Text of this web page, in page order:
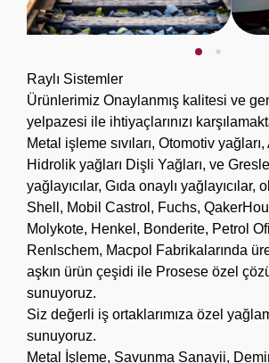
Raylı Sistemler
Ürünlerimiz Onaylanmış kalitesi ve
yelpazesi ile ihtiyaçlarınızı
Metal işleme sıvıları, Otomotiv
Hidrolik yağları Dişli Yağları, ve
yağlayıcılar, Gıda onaylı yağlayıcılar,
Shell, Mobil Castrol, Fuchs,
Molykote, Henkel, Bonderite, Petrol
Renlschem, Macpol Fabrikalarında
aşkın ürün çeşidi ile Prosese özel
sunuyoruz.
Siz değerli iş ortaklarımıza özel
sunuyoruz.
Metal İşleme, Savunma Sanayii,